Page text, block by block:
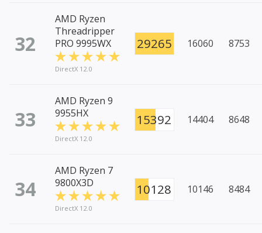
32
AMD Ryzen
Threadripper
PRO 9995WX
DirectX 12.0
29265 16060 8753
33
AMD Ryzen 9
9955HX
DirectX 12.0
15392 14404 8648
34
AMD Ryzen 7
9800X3D
DirectX 12.0
10128 10146 8484